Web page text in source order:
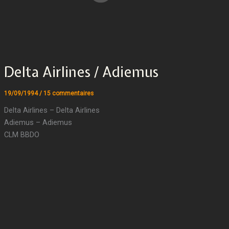
Delta Airlines / Adiemus
19/09/1994/ 15 commentaires
Delta Airlines – Delta Airlines
Adiemus – Adiemus
CLM BBDO